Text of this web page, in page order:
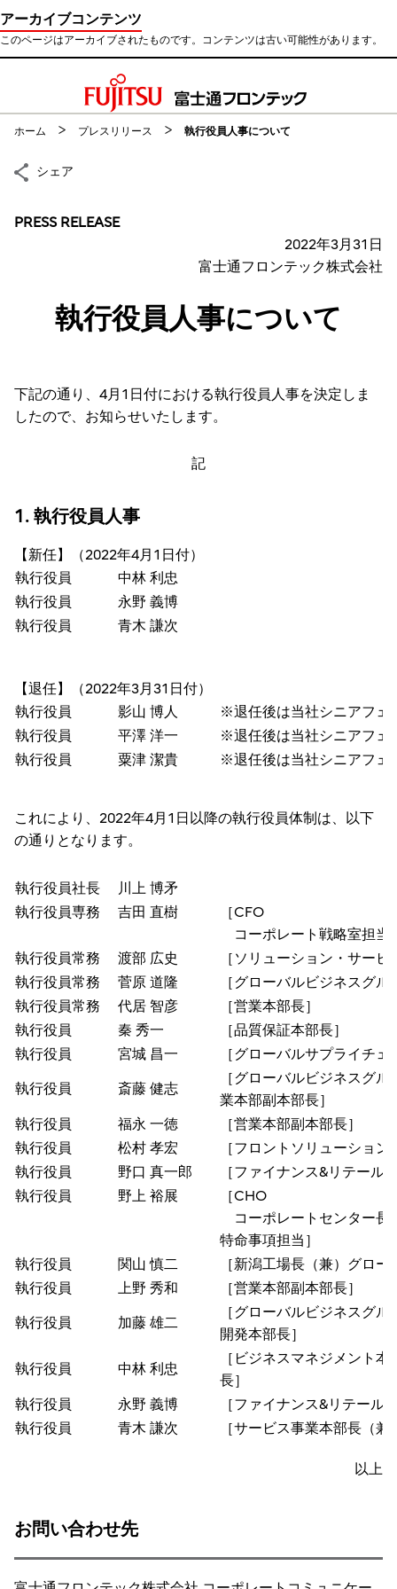
アーカイブコンテンツ
このページはアーカイブされたものです。コンテンツは古い可能性があります。
このページの本文へ移動
ホーム プレスリリース 執行役員人事について
シェア
PRESS RELEASE
2022年3月31日
富士通フロンテック株式会社
執行役員人事について
下記の通り、4月1日付における執行役員人事を決定しま
したので、お知らせいたします。
記
1. 執行役員人事
【新任】（2022年4月1日付）
執行役員
中林 利忠
執行役員
永野 義博
執行役員
青木 謙次
【退任】（2022年3月31日付）
執行役員
影山 博人
※退任後は当社シニアフェ
執行役員
平澤 洋一
※退任後は当社シニアフェ
執行役員
粟津 潔貴 ※退任後は当社シニアフェ
これにより、2022年4月1日以降の執行役員体制は、以下
の通りとなります。
執行役員社長
川上 博矛
執行役員専務
吉田 直樹
［CFO
コーポレート戦略室担当
執行役員常務
渡部 広史
［ソリューション・サー
執行役員常務
菅原 道隆
［グローバルビジネスグ
執行役員常務
代居 智彦
［営業本部長］
執行役員
秦 秀一
［品質保証本部長］
執行役員
宮城 昌一 ［グローバルサプライチ
執行役員 斎藤 健志
［グローバルビジネスグ
業本部副本部長］
執行役員
福永 一徳
［営業本部副本部長］
執行役員
松村 孝宏
［フロントソリューション
執行役員
野口 真一郎
［ファイナンス&リテール
執行役員
野上 裕展
［CHO
コーポレートセンター長
特命事項担当］
執行役員
関山 慎二
［新潟工場長（兼）グロ
執行役員
上野 秀和 ［営業本部副本部長］
執行役員 加藤 雄二
［グローバルビジネスグ
開発本部長］
執行役員 中林 利忠
［ビジネスマネジメント
長］
執行役員
永野 義博
［ファイナンス&リテール
執行役員
青木 謙次 ［サービス事業本部長（
以上
お問い合わせ先